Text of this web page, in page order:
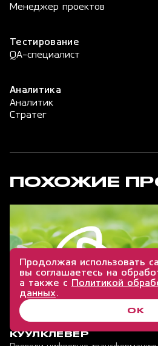
Менеджер проектов
Тестирование
QA-специалист
Аналитика
Аналитик
Стратег
ПОХОЖИЕ
КУУЛКЛЕВЕР
Продолжая использовать
вы соглашаетесь на
а также с
Политикой
данных.
ОК